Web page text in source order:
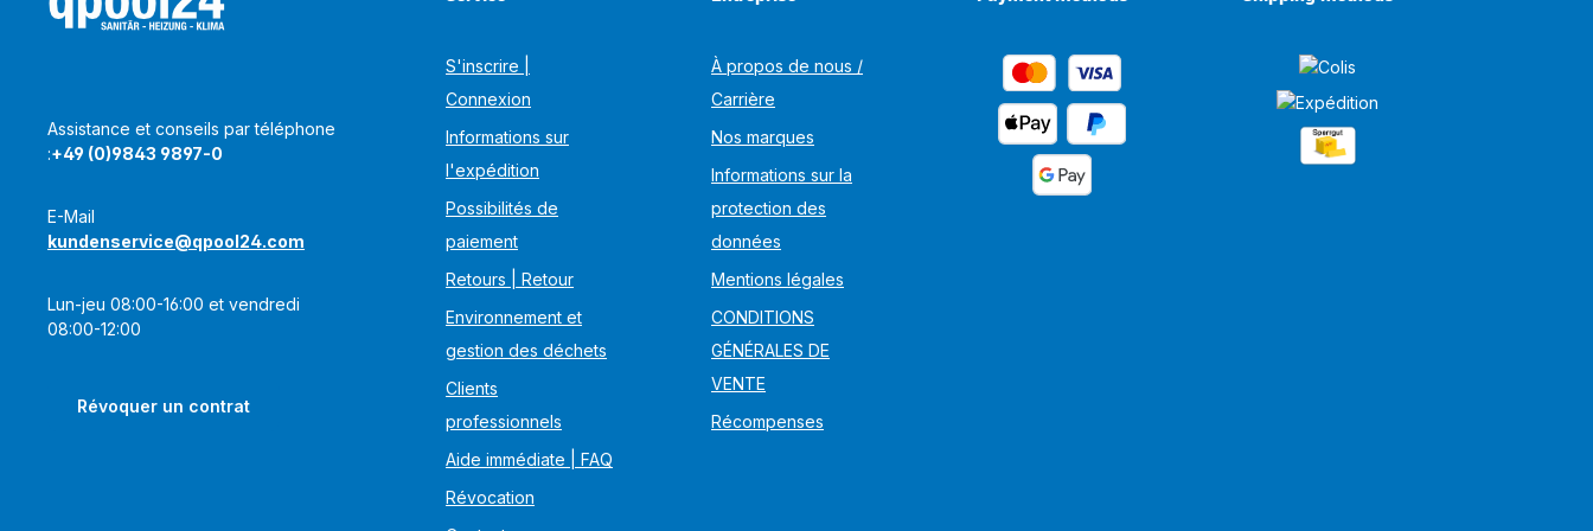
Assistance et conseils par téléphone
:+49 (0)9843 9897-0
E-Mail
kundenservice@qpool24.com
Lun-jeu 08:00-16:00 et vendredi
08:00-12:00
Révoquer un contrat
S'inscrire |
Connexion
Informations sur
l'expédition
Possibilités de
paiement
Retours | Retour
Environnement et
gestion des déchets
Clients
professionnels
Aide immédiate | FAQ
Révocation
À propos de nous /
Carrière
Nos marques
Informations sur la
protection des
données
Mentions légales
CONDITIONS
GÉNÉRALES DE
VENTE
Récompenses